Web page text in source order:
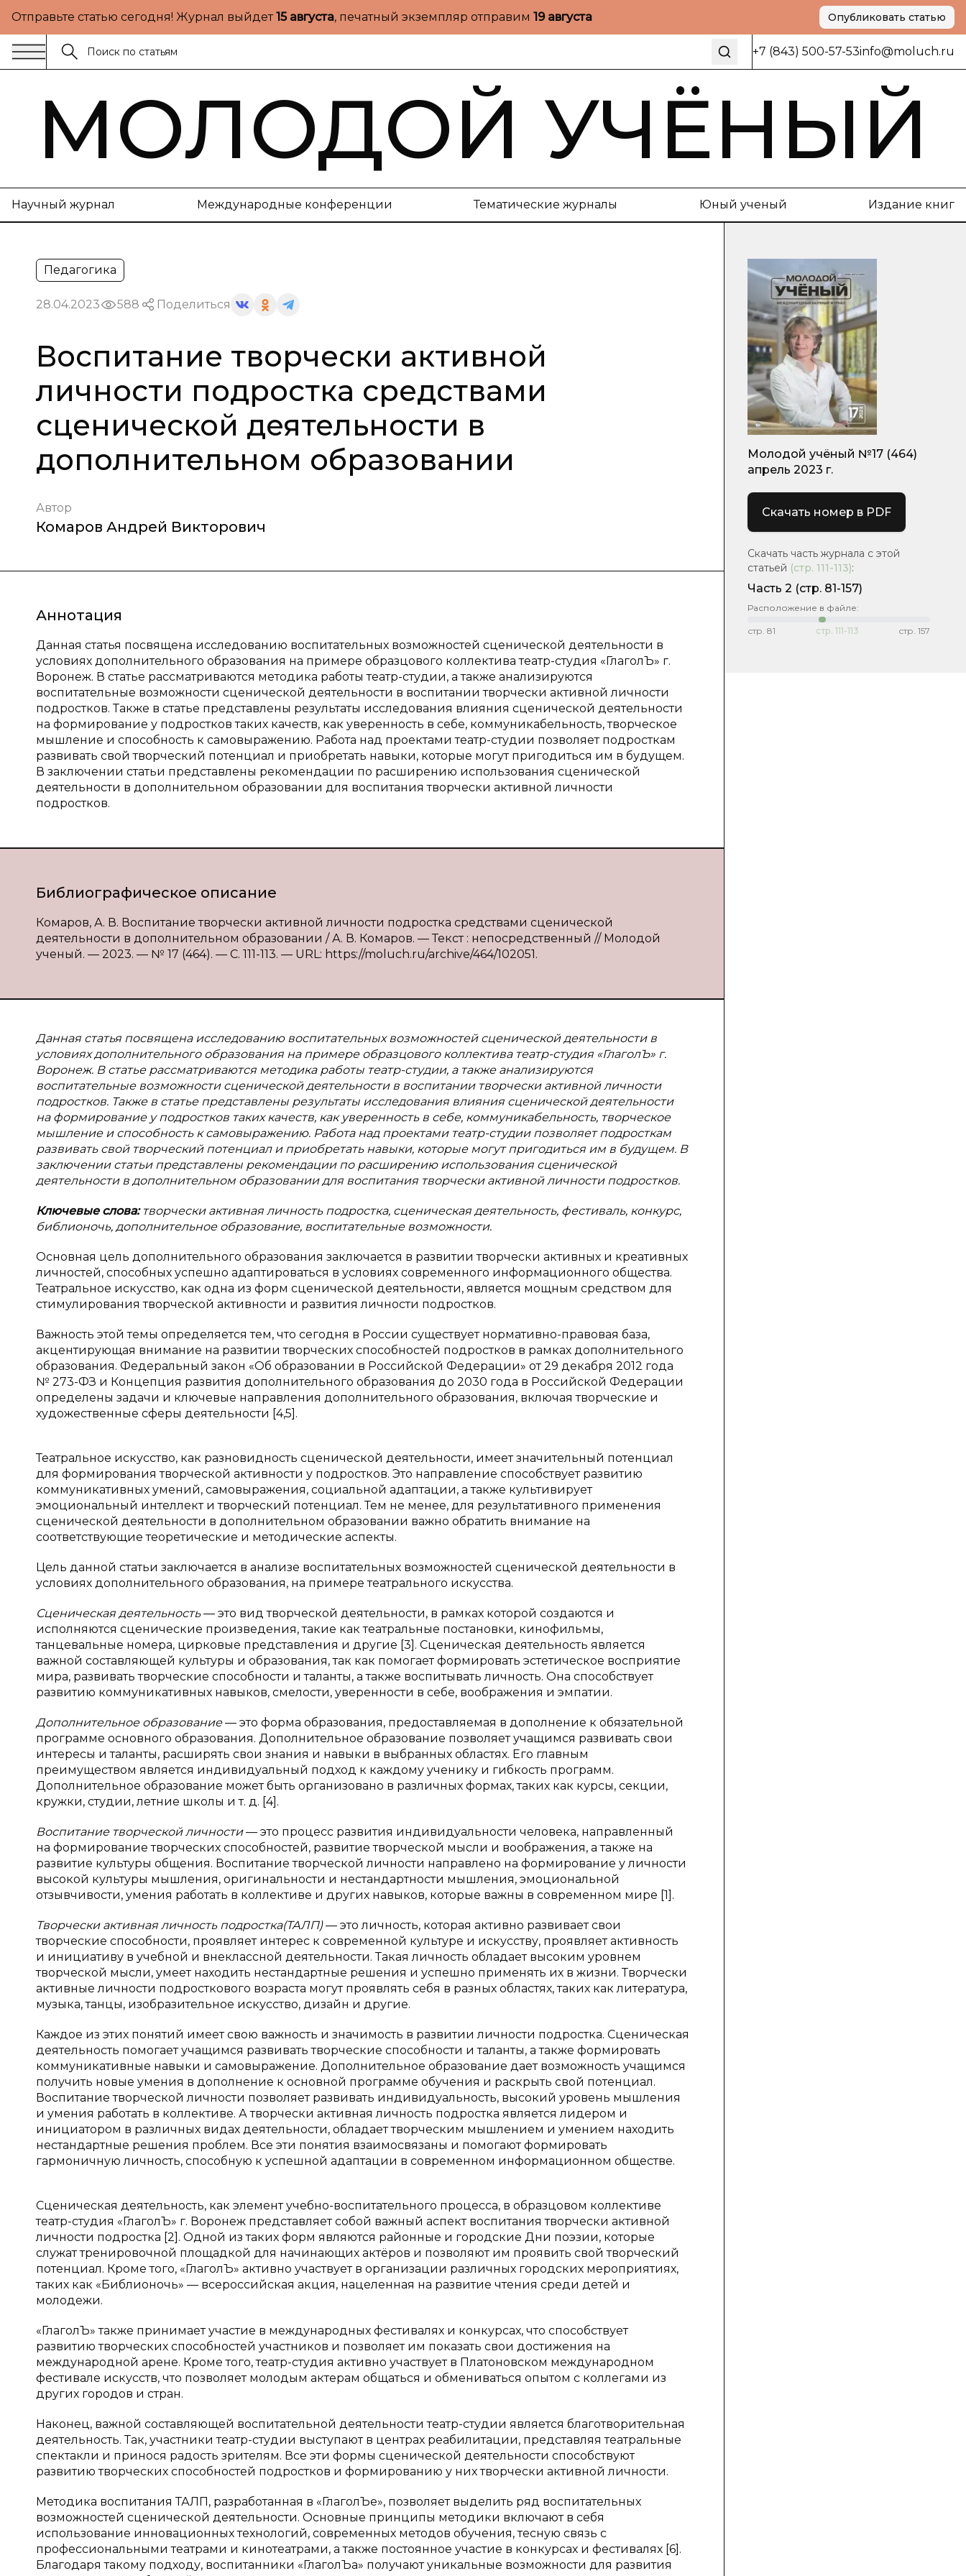
Отправьте статью сегодня! Журнал выйдет15 августа, печатный экземпляр отправим 19 августа Опубликовать статью
+7 (843) 500-57-53info@moluch.ru
МОЛОДОЙ УЧЁНЫЙ
Научный журнал Международные конференции Тематические журналы Юный ученый Издание книг
Педагогика
28.04.2023 588 Поделиться
Воспитание творчески активной
личности подростка средствами
сценической деятельности в
дополнительном образовании
Автор
Комаров Андрей Викторович
Аннотация
Данная статья посвящена исследованию воспитательных возможностей сценической деятельности в
условиях дополнительного образования на примере образцового коллектива театр-студия «ГлаголЪ» г.
Воронеж. В статье рассматриваются методика работы театр-студии, а также анализируются
воспитательные возможности сценической деятельности в воспитании творчески активной личности
подростков. Также в статье представлены результаты исследования влияния сценической деятельности
на формирование у подростков таких качеств, как уверенность в себе, коммуникабельность, творческое
мышление и способность к самовыражению. Работа над проектами театр-студии позволяет подросткам
развивать свой творческий потенциал и приобретать навыки, которые могут пригодиться им в будущем.
В заключении статьи представлены рекомендации по расширению использования сценической
деятельности в дополнительном образовании для воспитания творчески активной личности
подростков.
Библиографическое описание
Комаров, А. В. Воспитание творчески активной личности подростка средствами сценической
деятельности в дополнительном образовании / А. В. Комаров. — Текст : непосредственный // Молодой
ученый. — 2023. — № 17 (464). — С. 111-113. — URL: https://moluch.ru/archive/464/102051.
Данная статья посвящена исследованию воспитательных возможностей сценической деятельности в
условиях дополнительного образования на примере образцового коллектива театр-студия «ГлаголЪ» г.
Воронеж. В статье рассматриваются методика работы театр-студии, а также анализируются
воспитательные возможности сценической деятельности в воспитании творчески активной личности
подростков. Также в статье представлены результаты исследования влияния сценической деятельности
на формирование у подростков таких качеств, как уверенность в себе, коммуникабельность, творческое
мышление и способность к самовыражению. Работа над проектами театр-студии позволяет подросткам
развивать свой творческий потенциал и приобретать навыки, которые могут пригодиться им в будущем. В
заключении статьи представлены рекомендации по расширению использования сценической
деятельности в дополнительном образовании для воспитания творчески активной личности подростков.
Ключевые слова: творчески активная личность подростка, сценическая деятельность, фестиваль, конкурс,
библионочь, дополнительное образование, воспитательные возможности.
Основная цель дополнительного образования заключается в развитии творчески активных и креативных
личностей, способных успешно адаптироваться в условиях современного информационного общества.
Театральное искусство, как одна из форм сценической деятельности, является мощным средством для
стимулирования творческой активности и развития личности подростков.
Важность этой темы определяется тем, что сегодня в России существует нормативно-правовая база,
акцентирующая внимание на развитии творческих способностей подростков в рамках дополнительного
образования. Федеральный закон «Об образовании в Российской Федерации» от 29 декабря 2012 года
№ 273-ФЗ и Концепция развития дополнительного образования до 2030 года в Российской Федерации
определены задачи и ключевые направления дополнительного образования, включая творческие и
художественные сферы деятельности [4,5].
Театральное искусство, как разновидность сценической деятельности, имеет значительный потенциал
для формирования творческой активности у подростков. Это направление способствует развитию
коммуникативных умений, самовыражения, социальной адаптации, а также культивирует
эмоциональный интеллект и творческий потенциал. Тем не менее, для результативного применения
сценической деятельности в дополнительном образовании важно обратить внимание на
соответствующие теоретические и методические аспекты.
Цель данной статьи заключается в анализе воспитательных возможностей сценической деятельности в
условиях дополнительного образования, на примере театрального искусства.
Сценическая деятельность— это вид творческой деятельности, в рамках которой создаются и
исполняются сценические произведения, такие как театральные постановки, кинофильмы,
танцевальные номера, цирковые представления и другие [3]. Сценическая деятельность является
важной составляющей культуры и образования, так как помогает формировать эстетическое восприятие
мира, развивать творческие способности и таланты, а также воспитывать личность. Она способствует
развитию коммуникативных навыков, смелости, уверенности в себе, воображения и эмпатии.
Дополнительное образование— это форма образования, предоставляемая в дополнение к обязательной
программе основного образования. Дополнительное образование позволяет учащимся развивать свои
интересы и таланты, расширять свои знания и навыки в выбранных областях. Его главным
преимуществом является индивидуальный подход к каждому ученику и гибкость программ.
Дополнительное образование может быть организовано в различных формах, таких как курсы, секции,
кружки, студии, летние школы и т. д. [4].
Воспитание творческой личности— это процесс развития индивидуальности человека, направленный
на формирование творческих способностей, развитие творческой мысли и воображения, а также на
развитие культуры общения. Воспитание творческой личности направлено на формирование у личности
высокой культуры мышления, оригинальности и нестандартности мышления, эмоциональной
отзывчивости, умения работать в коллективе и других навыков, которые важны в современном мире [1].
Творчески активная личность подростка(ТАЛП)— это личность, которая активно развивает свои
творческие способности, проявляет интерес к современной культуре и искусству, проявляет активность
и инициативу в учебной и внеклассной деятельности. Такая личность обладает высоким уровнем
творческой мысли, умеет находить нестандартные решения и успешно применять их в жизни. Творчески
активные личности подросткового возраста могут проявлять себя в разных областях, таких как литература,
музыка, танцы, изобразительное искусство, дизайн и другие.
Каждое из этих понятий имеет свою важность и значимость в развитии личности подростка. Сценическая
деятельность помогает учащимся развивать творческие способности и таланты, а также формировать
коммуникативные навыки и самовыражение. Дополнительное образование дает возможность учащимся
получить новые умения в дополнение к основной программе обучения и раскрыть свой потенциал.
Воспитание творческой личности позволяет развивать индивидуальность, высокий уровень мышления
и умения работать в коллективе. А творчески активная личность подростка является лидером и
инициатором в различных видах деятельности, обладает творческим мышлением и умением находить
нестандартные решения проблем. Все эти понятия взаимосвязаны и помогают формировать
гармоничную личность, способную к успешной адаптации в современном информационном обществе.
Сценическая деятельность, как элемент учебно-воспитательного процесса, в образцовом коллективе
театр-студия «ГлаголЪ» г. Воронеж представляет собой важный аспект воспитания творчески активной
личности подростка [2]. Одной из таких форм являются районные и городские Дни поэзии, которые
служат тренировочной площадкой для начинающих актёров и позволяют им проявить свой творческий
потенциал. Кроме того, «ГлаголЪ» активно участвует в организации различных городских мероприятиях,
таких как «Библионочь» — всероссийская акция, нацеленная на развитие чтения среди детей и
молодежи.
«ГлаголЪ» также принимает участие в международных фестивалях и конкурсах, что способствует
развитию творческих способностей участников и позволяет им показать свои достижения на
международной арене. Кроме того, театр-студия активно участвует в Платоновском международном
фестивале искусств, что позволяет молодым актерам общаться и обмениваться опытом с коллегами из
других городов и стран.
Наконец, важной составляющей воспитательной деятельности театр-студии является благотворительная
деятельность. Так, участники театр-студии выступают в центрах реабилитации, представляя театральные
спектакли и принося радость зрителям. Все эти формы сценической деятельности способствуют
развитию творческих способностей подростков и формированию у них творчески активной личности.
Методика воспитания ТАЛП, разработанная в «ГлаголЪе», позволяет выделить ряд воспитательных
возможностей сценической деятельности. Основные принципы методики включают в себя
использование инновационных технологий, современных методов обучения, тесную связь с
профессиональными театрами и кинотеатрами, а также постоянное участие в конкурсах и фестивалях [6].
Благодаря такому подходу, воспитанники «ГлаголЪа» получают уникальные возможности для развития
Молодой учёный №17 (464)
апрель 2023 г.
Скачать номер в PDF
Скачать часть журнала с этой
статьей (стр. 111-113):
Часть 2 (стр. 81-157)
Расположение в файле:
стр. 81 стр. 111-113 стр. 157